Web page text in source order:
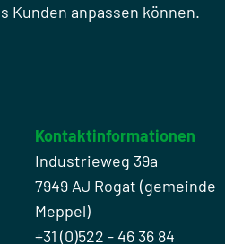
Kunden anpassen können.
Kontaktinformationen
Industrieweg 39a
7949 AJ Rogat (gemeinde
Meppel)
+31 (0)522 - 46 36 84